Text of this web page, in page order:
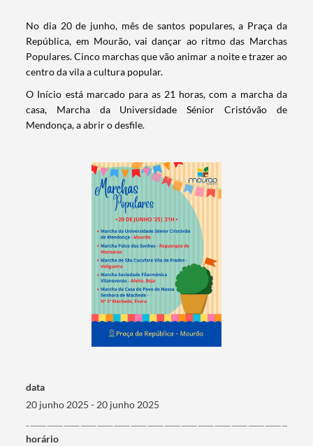
No dia 20 de junho, mês de santos populares, a Praça da
República, em Mourão, vai dançar ao ritmo das Marchas
Populares. Cinco marchas que vão animar a noite e trazer ao
centro da vila a cultura popular.
O Início está marcado para as 21 horas, com a marcha da
casa, Marcha da Universidade Sénior Cristóvão de
Mendonça, a abrir o desfile.
data
20 junho 2025 - 20 junho 2025
horário